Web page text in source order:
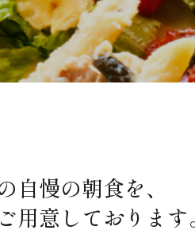
自慢の朝食を、
ご用意しておりま